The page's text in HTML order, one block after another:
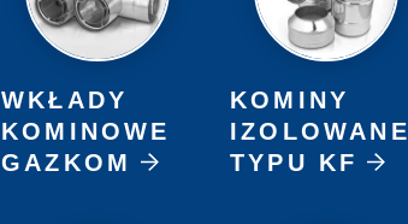
WKŁADY
KOMINOWE
GAZKOM
KOMINY
IZOLOWANE
TYPU KF